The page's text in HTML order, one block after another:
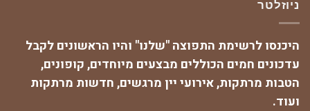
ניוזלטר
היכנסו לרשימת התפוצה "שלנו" והיו הראשונים לקבל
עדכונים חמים הכוללים מבצעים מיוחדים, קופונים,
הטבות מרתקות, אירועי יין מרגשים, חדשות מרתקות
ועוד.